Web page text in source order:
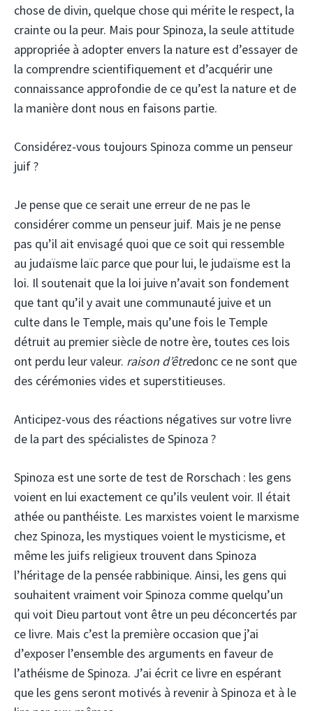
chose de divin, quelque chose qui mérite le respect, la
crainte ou la peur. Mais pour Spinoza, la seule attitude
appropriée à adopter envers la nature est d’essayer de
la comprendre scientifiquement et d’acquérir une
connaissance approfondie de ce qu’est la nature et de
la manière dont nous en faisons partie.
Considérez-vous toujours Spinoza comme un penseur
juif ?
Je pense que ce serait une erreur de ne pas le
considérer comme un penseur juif. Mais je ne pense
pas qu’il ait envisagé quoi que ce soit qui ressemble
au judaïsme laïc parce que pour lui, le judaïsme est la
loi. Il soutenait que la loi juive n’avait son fondement
que tant qu’il y avait une communauté juive et un
culte dans le Temple, mais qu’une fois le Temple
détruit au premier siècle de notre ère, toutes ces lois
ont perdu leur valeur. raison d’êtredonc ce ne sont que
des cérémonies vides et superstitieuses.
Anticipez-vous des réactions négatives sur votre livre
de la part des spécialistes de Spinoza ?
Spinoza est une sorte de test de Rorschach : les gens
voient en lui exactement ce qu’ils veulent voir. Il était
athée ou panthéiste. Les marxistes voient le marxisme
chez Spinoza, les mystiques voient le mysticisme, et
même les juifs religieux trouvent dans Spinoza
l’héritage de la pensée rabbinique. Ainsi, les gens qui
souhaitent vraiment voir Spinoza comme quelqu’un
qui voit Dieu partout vont être un peu déconcertés par
ce livre. Mais c’est la première occasion que j’ai
d’exposer l’ensemble des arguments en faveur de
l’athéisme de Spinoza. J’ai écrit ce livre en espérant
que les gens seront motivés à revenir à Spinoza et à le